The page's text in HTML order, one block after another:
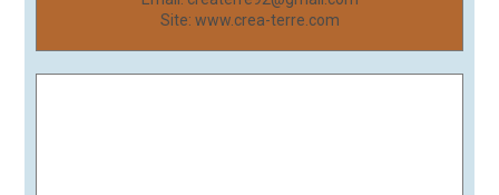
Site: www.crea-terre.com